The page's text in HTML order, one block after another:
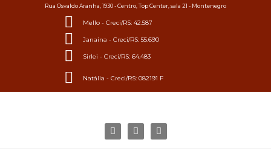
Rua Osvaldo Aranha, 1930 - Centro, Top Center, sala 21 - Montenegro
Mello - Creci/RS: 42.587
Janaina - Creci/RS: 55.690
Sirlei - Creci/RS: 64.483
Natália - Creci/RS: 082191 F